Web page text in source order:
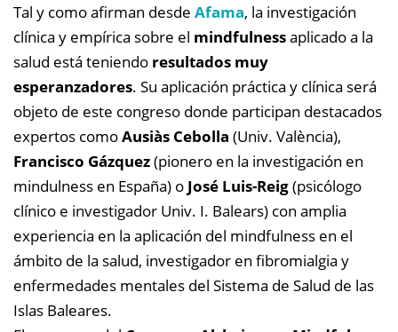
Tal y como afirman desde Afama, la investigación
clínica y empírica sobre el mindfulnessaplicado a la
salud está teniendo resultados muy
esperanzadores. Su aplicación práctica y clínica será
objeto de este congreso donde participan destacados
expertos comoAusiàs Cebolla (Univ. València),
Francisco Gázquez(pionero en la investigación en
mindulness en España) o José Luis-Reig(psicólogo
clínico e investigador Univ. I. Balears) con amplia
experiencia en la aplicación del mindfulness en el
ámbito de la salud, investigador en ﬁbromialgia y
enfermedades mentales del Sistema de Salud de las
Islas Baleares.